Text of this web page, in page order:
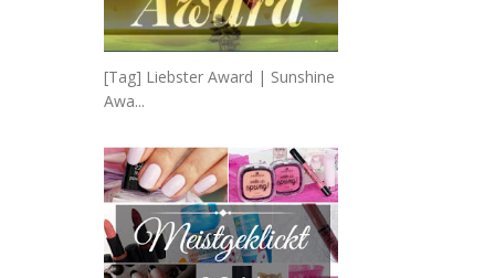
[Tag] Liebster Award | Sunshine
Awa...